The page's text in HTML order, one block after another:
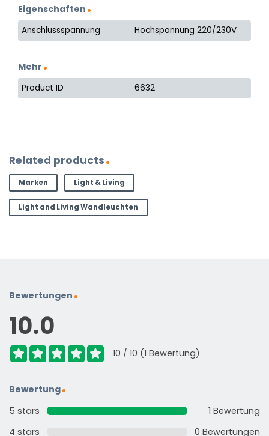
Eigenschaften
Anschlussspannung Hochspannung 220/230V
Mehr
Product ID 6632
Related products
Marken Light & Living
Light and Living Wandleuchten
Bewertungen
10.0
10 / 10 (1 Bewertung)
Bewertung
5 stars
1 Bewertung
4 stars
0 Bewertungen